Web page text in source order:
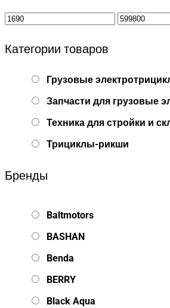
Категории товаров
Грузовые
Запчасти для грузовые
Техника для стройки и
Трициклы-рикши
Бренды
Baltmotors
BASHAN
Benda
BERRY
Black Aqua